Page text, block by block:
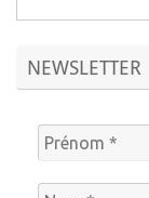
NEWSLETTER